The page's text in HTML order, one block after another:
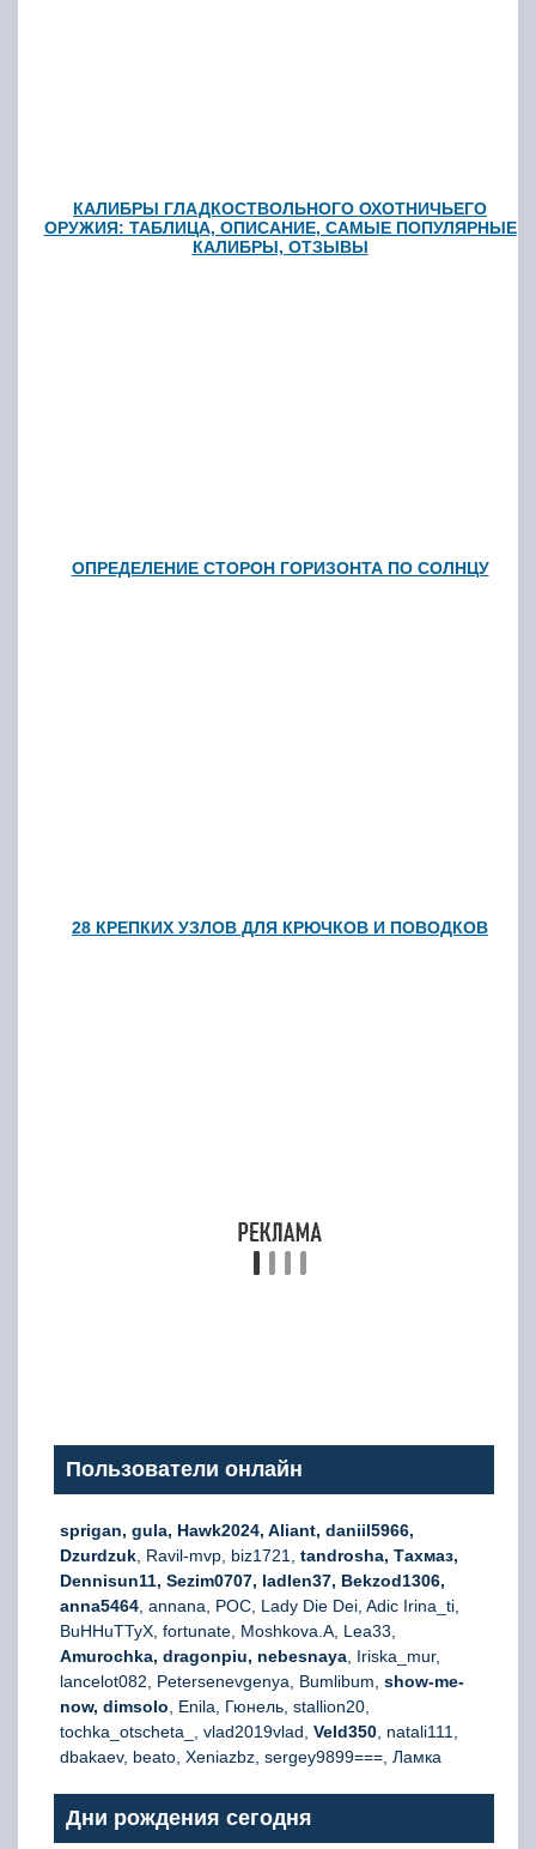
КАЛИБРЫ ГЛАДКОСТВОЛЬНОГО ОХОТНИЧЬЕГО
ОРУЖИЯ: ТАБЛИЦА, ОПИСАНИЕ, САМЫЕ ПОПУЛЯРНЫЕ
КАЛИБРЫ, ОТЗЫВЫ
ОПРЕДЕЛЕНИЕ СТОРОН ГОРИЗОНТА ПО СОЛНЦУ
28 КРЕПКИХ УЗЛОВ ДЛЯ КРЮЧКОВ И ПОВОДКОВ
Пользователи онлайн
sprigan, gula, Hawk2024, Aliant, daniil5966,
Dzurdzuk , Ravil-mvp, biz1721, tandrosha, Тахмаз,
Dennisun11, Sezim0707, ladlen37, Bekzod1306,
anna5464 , annana, РОС, Lady Die Dei, Adic Irina_ti,
BuHHuTTyX, fortunate, Moshkova.A, Lea33,
Amurochka, dragonpiu, nebesnaya , Iriska_mur,
lancelot082, Petersenevgenya, Bumlibum, show-me-
now, dimsolo , Enila, Гюнель, stallion20,
tochka_otscheta_, vlad2019vlad, Veld350 , natali111,
dbakaev, beato, Xeniazbz, sergey9899===, Ламка
Дни рождения сегодня